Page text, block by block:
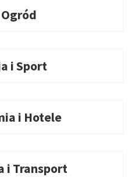
i Sport
i Hotele
i Transport